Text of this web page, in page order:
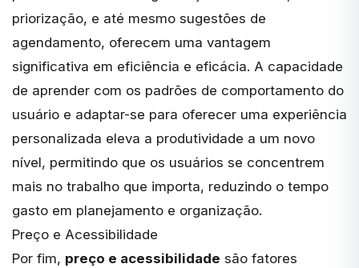
priorização, e até mesmo sugestões de
agendamento, oferecem uma vantagem
significativa em eficiência e eficácia. A capacidade
de aprender com os padrões de comportamento do
usuário e adaptar-se para oferecer uma experiência
personalizada eleva a produtividade a um novo
nível, permitindo que os usuários se concentrem
mais no trabalho que importa, reduzindo o tempo
gasto em planejamento e organização.
Preço e Acessibilidade
Por fim, preço e acessibilidade são fatores